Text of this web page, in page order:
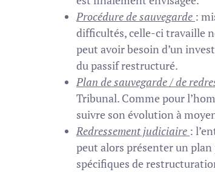
Procédure de sauvegarde :
difficultés, celle-ci travaille
peut avoir besoin d’un
du passif restructuré.
Plan de sauvegarde / de
Tribunal. Comme pour
suivre son évolution à
Redressement judiciaire :
peut alors présenter un
spécifiques de